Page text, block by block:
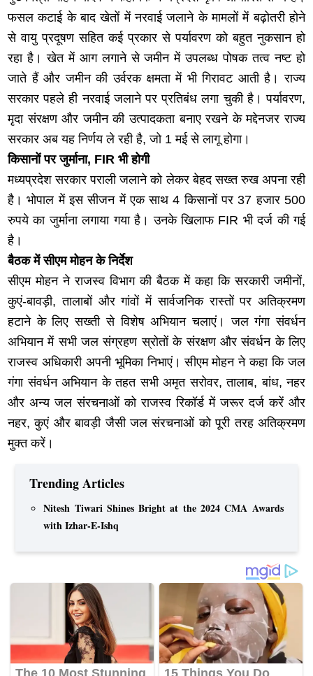
फसल कटाई के बाद खेतों में नरवाई जलाने के मामलों में बढ़ोतरी होने
से वायु प्रदूषण सहित कई प्रकार से पर्यावरण को बहुत नुकसान हो
रहा है। खेत में आग लगाने से जमीन में उपलब्ध पोषक तत्व नष्ट हो
जाते हैं और जमीन की उर्वरक क्षमता में भी गिरावट आती है। राज्य
सरकार पहले ही नरवाई जलाने पर प्रतिबंध लगा चुकी है। पर्यावरण,
मृदा संरक्षण और जमीन की उत्पादकता बनाए रखने के मद्देनजर राज्य
सरकार अब यह निर्णय ले रही है, जो 1 मई से लागू होगा।
किसानों पर जुर्माना, FIR भी होगी
मध्यप्रदेश सरकार पराली जलाने को लेकर बेहद सख्त रुख अपना रही
है। भोपाल में इस सीजन में एक साथ 4 किसानों पर 37 हजार 500
रुपये का जुर्माना लगाया गया है। उनके खिलाफ FIR भी दर्ज की गई
है।
बैठक में सीएम मोहन के निर्देश
सीएम मोहन ने राजस्व विभाग की बैठक में कहा कि सरकारी जमीनों,
कुएं-बावड़ी, तालाबों और गांवों में सार्वजनिक रास्तों पर अतिक्रमण
हटाने के लिए सख्ती से विशेष अभियान चलाएं। जल गंगा संवर्धन
अभियान में सभी जल संग्रहण स्रोतों के संरक्षण और संवर्धन के लिए
राजस्व अधिकारी अपनी भूमिका निभाएं। सीएम मोहन ने कहा कि जल
गंगा संवर्धन अभियान के तहत सभी अमृत सरोवर, तालाब, बांध, नहर
और अन्य जल संरचनाओं को राजस्व रिकॉर्ड में जरूर दर्ज करें और
नहर, कुएं और बावड़ी जैसी जल संरचनाओं को पूरी तरह अतिक्रमण
मुक्त करें।
Trending Articles
Nitesh Tiwari Shines Bright at the 2024 CMA Awards
with Izhar-E-Ishq